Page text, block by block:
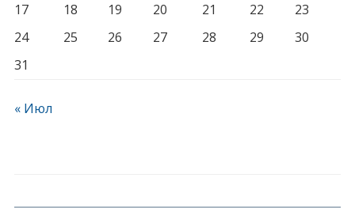
17
18 19 20 21 22
23
24
25 26 27 28 29
30
31
« Июл